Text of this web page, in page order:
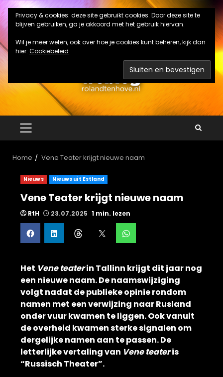
Ga
naar
de
inhoud
PRIMAIR
MENU
Home Vene Teater krijgt nieuwe naam
Nieuws Nieuws uit Estland
Vene Teater krijgt nieuwe naam
RtH 23.07.2025 1 min. lezen
Het Vene teaterin Tallinn krijgt dit jaar nog
een nieuwe naam. De naamswijziging
volgt nadat de publieke opinie rondom
namen met een verwijzing naar Rusland
onder vuur kwamen te liggen. Ook vanuit
de overheid kwamen sterke signalen om
dergelijke namen aan te passen. De
letterlijke vertaling van Vene teateris
“Russisch Theater”.
Privacy & cookies: deze site gebruikt cookies. Door deze site te
blijven gebruiken, ga je akkoord met het gebruik hiervan.
Wil je meer weten, ook over hoe je cookies kunt beheren, kijk dan
hier: Cookiebeleid